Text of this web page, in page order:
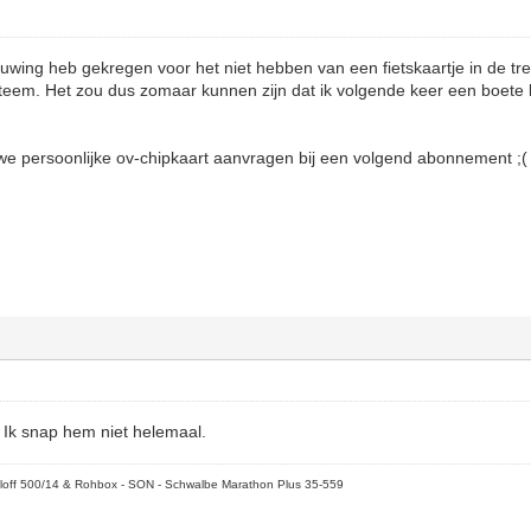
heb gekregen voor het niet hebben van een fietskaartje in de
Het zou dus zomaar kunnen zijn dat ik volgende keer een boete
persoonlijke ov-chipkaart aanvragen bij een volgend abonnement ;(
snap hem niet helemaal.
500/14 & Rohbox - SON - Schwalbe Marathon Plus 35-559